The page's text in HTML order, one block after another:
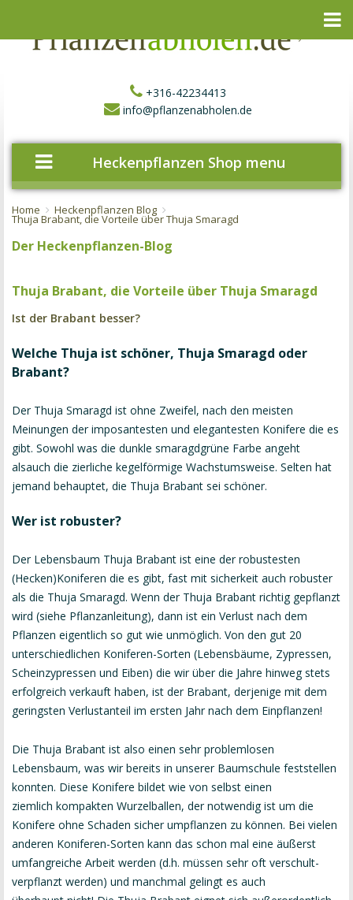
+316-42234413
info@pflanzenabholen.de
Heckenpflanzen Shop menu
Home Heckenpflanzen Blog
Thuja Brabant, die Vorteile über Thuja Smaragd
Der Heckenpflanzen-Blog
Thuja Brabant, die Vorteile über Thuja Smaragd
Ist der Brabant besser?
Welche Thuja ist schöner, Thuja Smaragd oder
Brabant?
Der Thuja Smaragd ist ohne Zweifel, nach den meisten
Meinungen der imposantesten und elegantesten Konifere die es
gibt. Sowohl was die dunkle smaragdgrüne Farbe angeht
alsauch die zierliche kegelförmige Wachstumsweise. Selten hat
jemand behauptet, die Thuja Brabant sei schöner.
Wer ist robuster?
Der Lebensbaum Thuja Brabant ist eine der robustesten
(Hecken)Koniferen die es gibt, fast mit sicherkeit auch robuster
als die Thuja Smaragd. Wenn der Thuja Brabant richtig gepflanzt
wird (siehe Pflanzanleitung), dann ist ein Verlust nach dem
Pflanzen eigentlich so gut wie unmöglich. Von den gut 20
unterschiedlichen Koniferen-Sorten (Lebensbäume, Zypressen,
Scheinzypressen und Eiben) die wir über die Jahre hinweg stets
erfolgreich verkauft haben, ist der Brabant, derjenige mit dem
geringsten Verlustanteil im ersten Jahr nach dem Einpflanzen!
Die Thuja Brabant ist also einen sehr problemlosen
Lebensbaum, was wir bereits in unserer Baumschule feststellen
konnten. Diese Konifere bildet wie von selbst einen
ziemlich kompakten Wurzelballen, der notwendig ist um die
Konifere ohne Schaden sicher umpflanzen zu können. Bei vielen
anderen Koniferen-Sorten kann das schon mal eine äußerst
umfangreiche Arbeit werden (d.h. müssen sehr oft verschult-
verpflanzt werden) und manchmal gelingt es auch